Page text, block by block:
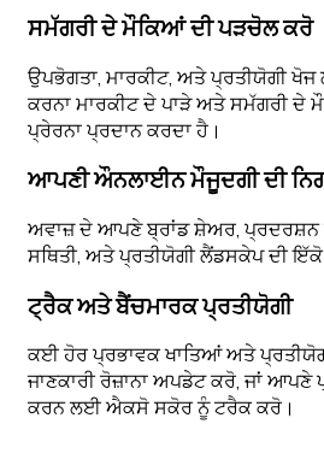
ਸਮੱਗਰੀ ਦੇ ਮੌਕਿਆਂ ਦੀ ਪੜਚੋਲ ਕਰੋ
ਉਪਭੋਗਤਾ, ਮਾਰਕੀਟ, ਅਤੇ ਪ੍ਰਤੀਯੋਗੀ
ਕਰਨਾ ਮਾਰਕੀਟ ਦੇ ਪਾੜੇ ਅਤੇ ਸਮੱਗਰੀ ਦੇ
ਪ੍ਰੇਰਨਾ ਪ੍ਰਦਾਨ ਕਰਦਾ ਹੈ।
ਆਪਣੀ ਔਨਲਾਈਨ ਮੌਜੂਦਗੀ ਦੀ
ਅਵਾਜ਼ ਦੇ ਆਪਣੇ ਬ੍ਰਾਂਡ ਸ਼ੇਅਰ,
ਸਥਿਤੀ, ਅਤੇ ਪ੍ਰਤੀਯੋਗੀ ਲੈਂਡਸਕੇਪ ਦੀ ਇੱਕੋ
ਟ੍ਰੈਕ ਅਤੇ ਬੈਂਚਮਾਰਕ ਪ੍ਰਤੀਯੋਗੀ
ਕਈ ਹੋਰ ਪ੍ਰਭਾਵਕ ਖਾਤਿਆਂ ਅਤੇ
ਜਾਣਕਾਰੀ ਰੋਜ਼ਾਨਾ ਅਪਡੇਟ ਕਰੋ, ਜਾਂ
ਕਰਨ ਲਈ ਐਕਸੋ ਸਕੋਰ ਨੂੰ ਟਰੈਕ ਕਰੋ।